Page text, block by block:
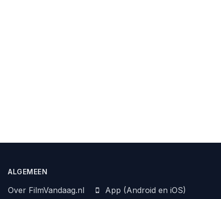
ALGEMEEN
Over FilmVandaag.nl
App (Android en iOS)